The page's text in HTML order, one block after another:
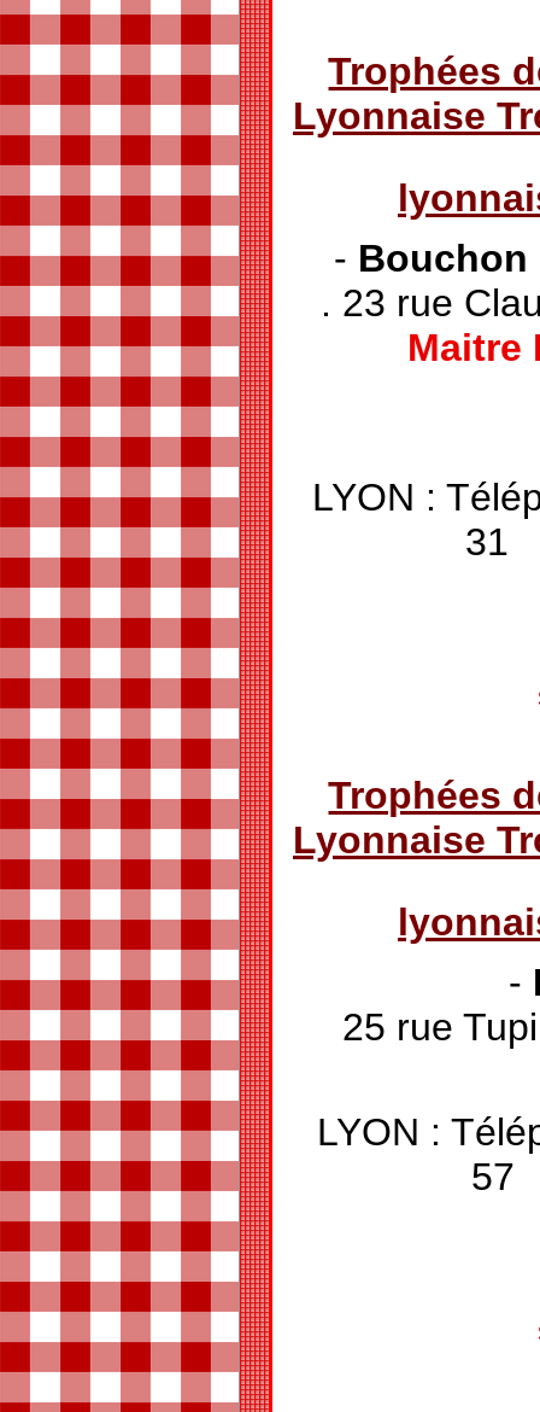
Trophées
Lyonnaise
- Bouchon
. 23 rue
Maitre
LYON :
Trophées
Lyonnaise
-
25 rue
LYON :